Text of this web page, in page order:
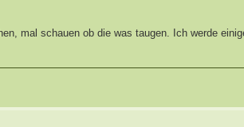
mal schauen ob die was taugen. Ich werde